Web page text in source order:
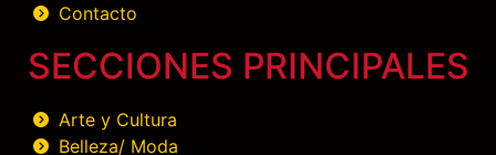
Contacto
SECCIONES PRINCIPALES
Arte y Cultura
Belleza/ Moda